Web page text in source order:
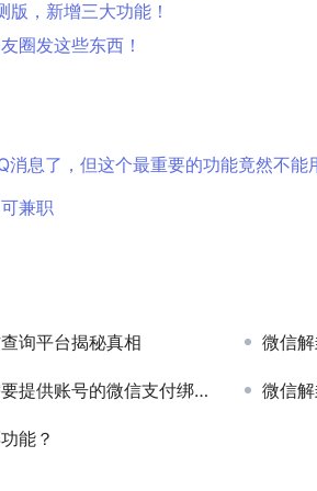
版，新增三大功能！
圈发这些东西！
消息了，但这个最重要的功能竟然不
兼职
询平台揭秘真相 微信
账号的微信支付绑定信息？ 微信
能？